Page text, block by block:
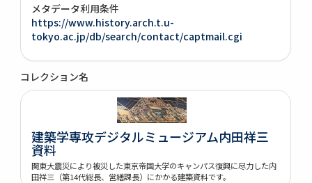
メタデータ利用条件
https://www.history.arch.t.u-
tokyo.ac.jp/db/search/contact/captmail.cgi
コレクション名
建築学専攻デジタルミュージアム内田祥三
資料
関東大震災により被災した東京帝国大学のキャンパス復興に尽力した内
田祥三（第14代総長、営繕課長）にかかる建築資料です。